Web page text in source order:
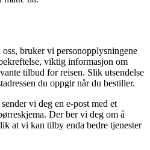
bruker vi personopplysningene
viktig informasjon om
tilbud for reisen. Slik utsendelse
du oppgir når du bestiller.
vi deg en e-post med et
Der ber vi deg om å
at vi kan tilby enda bedre tjenester